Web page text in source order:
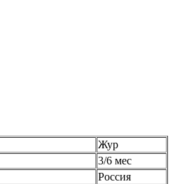
Жур
3/6 мес
Россия